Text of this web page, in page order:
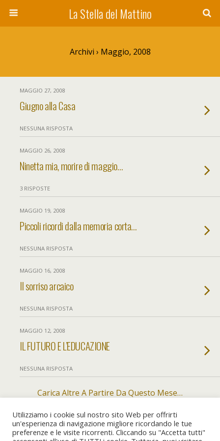
La Stella del Mattino
Archivi › Maggio, 2008
MAGGIO 27, 2008
Giugno alla Casa
NESSUNA RISPOSTA
MAGGIO 26, 2008
Ninetta mia, morire di maggio…
3 RISPOSTE
MAGGIO 19, 2008
Piccoli ricordi dalla memoria corta…
NESSUNA RISPOSTA
MAGGIO 16, 2008
Il sorriso arcaico
NESSUNA RISPOSTA
MAGGIO 12, 2008
IL FUTURO E L’EDUCAZIONE
NESSUNA RISPOSTA
Carica Altre A Partire Da Questo Mese…
Torna su
Utilizziamo i cookie sul nostro sito Web per offrirti
un'esperienza di navigazione migliore ricordando le tue
preferenze e le visite ricorrenti. Cliccando su "Accetta tutti"